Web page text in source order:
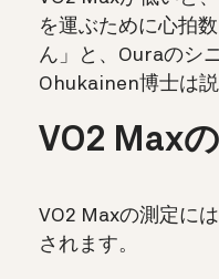
を運ぶために心拍
ん」と、Ouraのシ
Ohukainen博士は説
VO2 Max
VO2 Maxの測定に
されます。